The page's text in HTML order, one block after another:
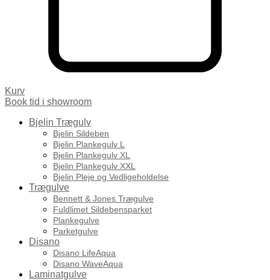
Kurv
Book tid i showroom
Bjelin Trægulv
Bjelin Sildeben
Bjelin Plankegulv L
Bjelin Plankegulv XL
Bjelin Plankegulv XXL
Bjelin Pleje og Vedligeholdelse
Trægulve
Bennett & Jones Trægulve
Fuldlimet Sildebensparket
Plankegulve
Parketgulve
Disano
Disano LifeAqua
Disano WaveAqua
Laminatgulve